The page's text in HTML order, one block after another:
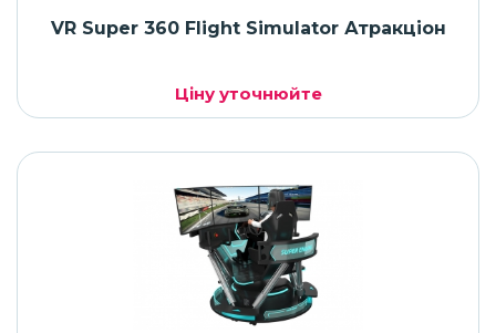
VR Super 360 Flight Simulator Атракціон
Ціну уточнюйте